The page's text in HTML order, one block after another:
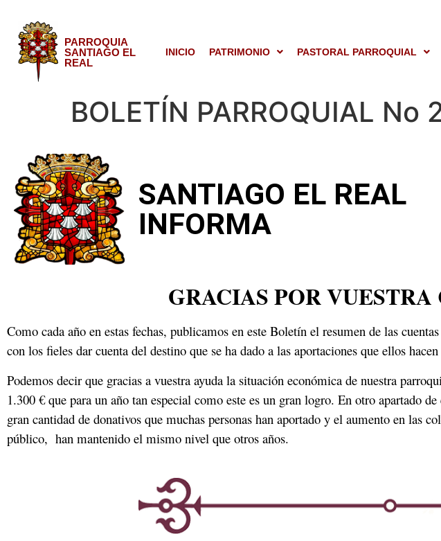
PARROQUIA
SANTIAGO EL
REAL
INICIO PATRIMONIO PASTORAL PARROQUIAL
BOLETÍN PARROQUIAL No
SANTIAGO EL REAL
INFORMA
GRACIAS POR
Como cada año en estas fechas, publicamos en este Boletín el resumen de las
con los fieles dar cuenta del destino que se ha dado a las aportaciones que ellos
Podemos decir que gracias a vuestra ayuda la situación económica de nuestra
1.300 € que para un año tan especial como este es un gran logro. En otro apartado
gran cantidad de donativos que muchas personas han aportado y el aumento en las
público, han mantenido el mismo nivel que otros años.